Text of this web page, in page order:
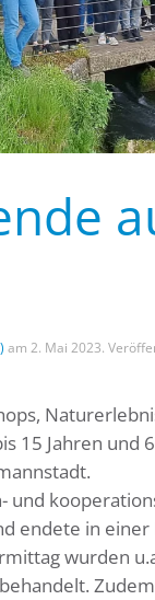
am 2. Mai 2023.
15 Jahren und
und
endete in
wurden